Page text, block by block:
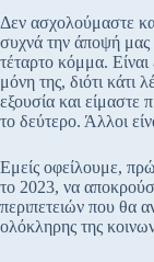
Δεν ασχολούμαστε
συχνά την άποψή μας
τέταρτο κόμμα.
μόνη της, διότι κάτι
εξουσία και
το δεύτερο. Άλλοι
Εμείς οφείλουμε,
το 2023, να
περιπετειών που θα
ολόκληρης της